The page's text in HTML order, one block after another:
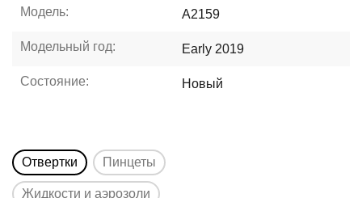
Модель: A2159
Модельный год: Early 2019
Состояние: Новый
Отвертки Пинцеты
Жидкости и аэрозоли